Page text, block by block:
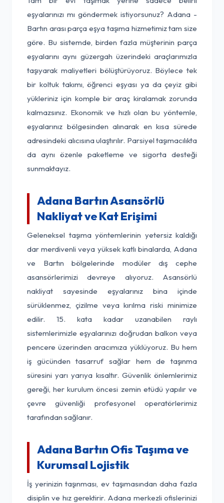
eşyalarınızı mı göndermek istiyorsunuz? Adana -
Bartın arası parça eşya taşıma hizmetimiz tam size
göre. Bu sistemde, birden fazla müşterinin parça
eşyalarını aynı güzergah üzerindeki araçlarımızla
taşıyarak maliyetleri bölüştürüyoruz. Böylece tek
bir koltuk takımı, öğrenci eşyası ya da çeyiz gibi
yükleriniz için komple bir araç kiralamak zorunda
kalmazsınız. Ekonomik ve hızlı olan bu yöntemle,
eşyalarınız bölgesinden alınarak en kısa sürede
adresindeki alıcısına ulaştırılır. Parsiyel taşımacılıkta
da aynı özenle paketleme ve sigorta desteği
sunmaktayız.
Adana Bartın Asansörlü
Nakliyat ve Kat Erişimi
Geleneksel taşıma yöntemlerinin yetersiz kaldığı
dar merdivenli veya yüksek katlı binalarda, Adana
ve Bartın bölgelerinde modüler dış cephe
asansörlerimizi devreye alıyoruz. Asansörlü
nakliyat sayesinde eşyalarınız bina içinde
sürüklenmez, çizilme veya kırılma riski minimize
edilir. 15. kata kadar uzanabilen raylı
sistemlerimizle eşyalarınızı doğrudan balkon veya
pencere üzerinden aracımıza yüklüyoruz. Bu hem
iş gücünden tasarruf sağlar hem de taşınma
süresini yarı yarıya kısaltır. Güvenlik önlemlerimiz
gereği, her kurulum öncesi zemin etüdü yapılır ve
çevre güvenliği profesyonel operatörlerimiz
tarafından sağlanır.
Adana Bartın Ofis Taşıma ve
Kurumsal Lojistik
İş yerinizin taşınması, ev taşımasından daha fazla
disiplin ve hız gerektirir. Adana merkezli ofislerinizi